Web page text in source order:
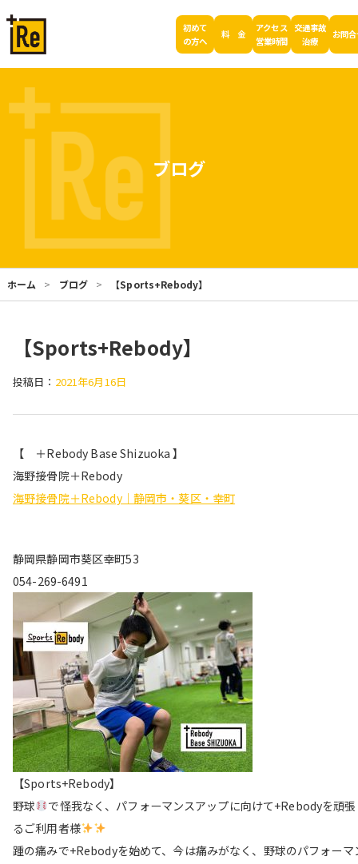
初めて
の方へ
料 金
アクセス
営業時間
交通事故
治療
お問
ブログ
ホーム ブログ 【Sports+Rebody】
【Sports+Rebody】
投稿日： 2021年6月16日
【 ＋Rebody Base Shizuoka 】
海野接骨院＋Rebody
海野接骨院＋Rebody｜静岡市・葵区・幸町
静岡県静岡市葵区幸町53
054-269-6491
【Sports+Rebody】
野球
で怪我なく、パフォーマンスアップに向けて+Rebodyを頑
るご利用者様
踵の痛みで+Rebodyを始めて、今は痛みがなく、野球のパフォーマ